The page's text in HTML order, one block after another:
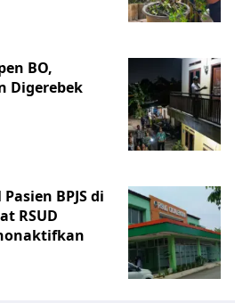
BO,
Digerebek
BPJS di
RSUD